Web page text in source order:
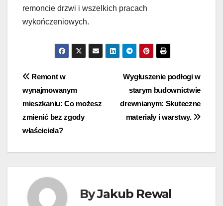
remoncie drzwi i wszelkich pracach
wykończeniowych.
Nawigacja
wpisu
Wygłuszenie podłogi w
starym budownictwie
drewnianym: Skuteczne
materiały i warstwy.
Remont w
wynajmowanym
mieszkaniu: Co możesz
zmienić bez zgody
właściciela?
ByJakub Rewal